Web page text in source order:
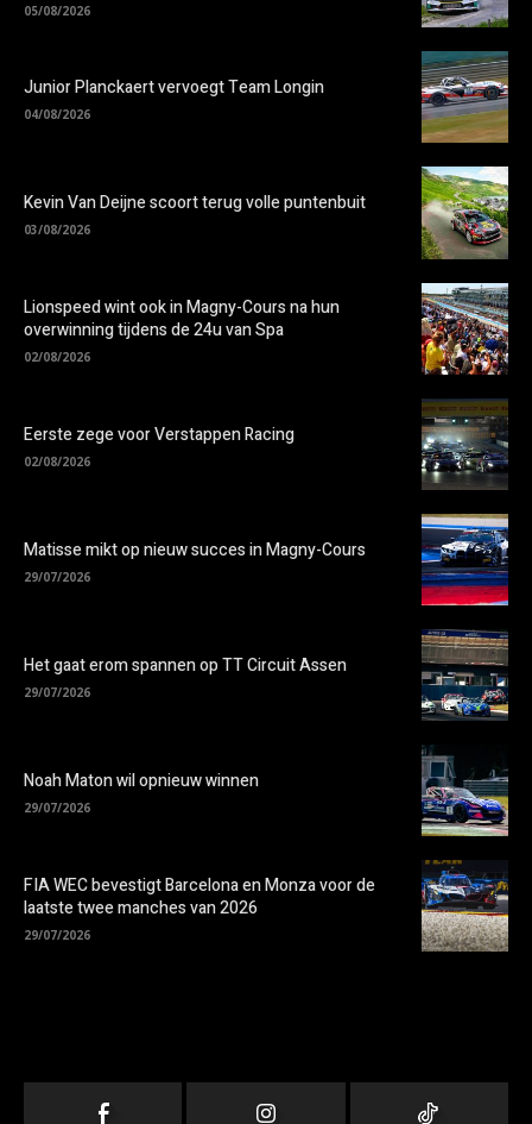
05/08/2026
Junior Planckaert vervoegt Team Longin
04/08/2026
Kevin Van Deijne scoort terug volle puntenbuit
03/08/2026
Lionspeed wint ook in Magny-Cours na hun
overwinning tijdens de 24u van Spa
02/08/2026
Eerste zege voor Verstappen Racing
02/08/2026
Matisse mikt op nieuw succes in Magny-Cours
29/07/2026
Het gaat erom spannen op TT Circuit Assen
29/07/2026
Noah Maton wil opnieuw winnen
29/07/2026
FIA WEC bevestigt Barcelona en Monza voor de
laatste twee manches van 2026
29/07/2026